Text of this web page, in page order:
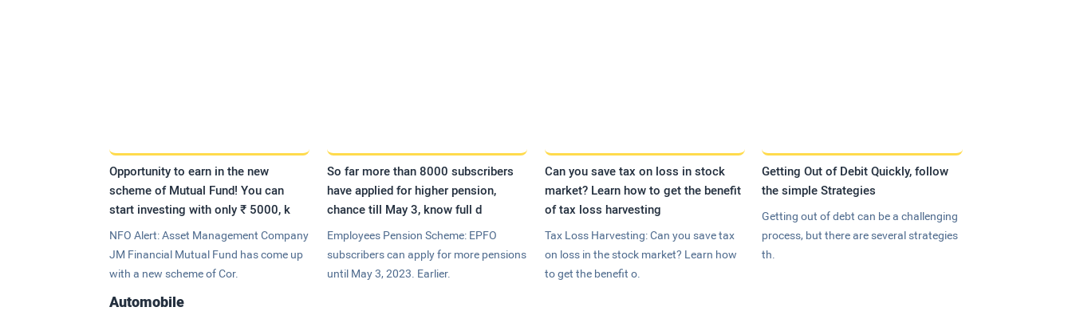
Opportunity to earn in the new
scheme of Mutual Fund! You can
start investing with only ₹ 5000, k
NFO Alert: Asset Management Company
JM Financial Mutual Fund has come up
with a new scheme of Cor.
So far more than 8000 subscribers
have applied for higher pension,
chance till May 3, know full d
Employees Pension Scheme: EPFO
subscribers can apply for more pensions
until May 3, 2023. Earlier.
Can you save tax on loss in stock
market? Learn how to get the benefit
of tax loss harvesting
Tax Loss Harvesting: Can you save tax
on loss in the stock market? Learn how
to get the benefit o.
Getting Out of Debit Quickly, follow
the simple Strategies
Getting out of debt can be a challenging
process, but there are several strategies
th.
Automobile